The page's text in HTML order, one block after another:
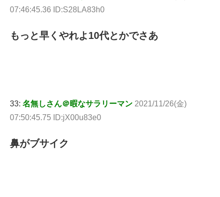
07:46:45.36 ID:S28LA83h0
もっと早くやれよ10代とかでさあ
33: 名無しさん＠暇なサラリーマン 2021/11/26(金)
07:50:45.75 ID:jX00u83e0
鼻がブサイク